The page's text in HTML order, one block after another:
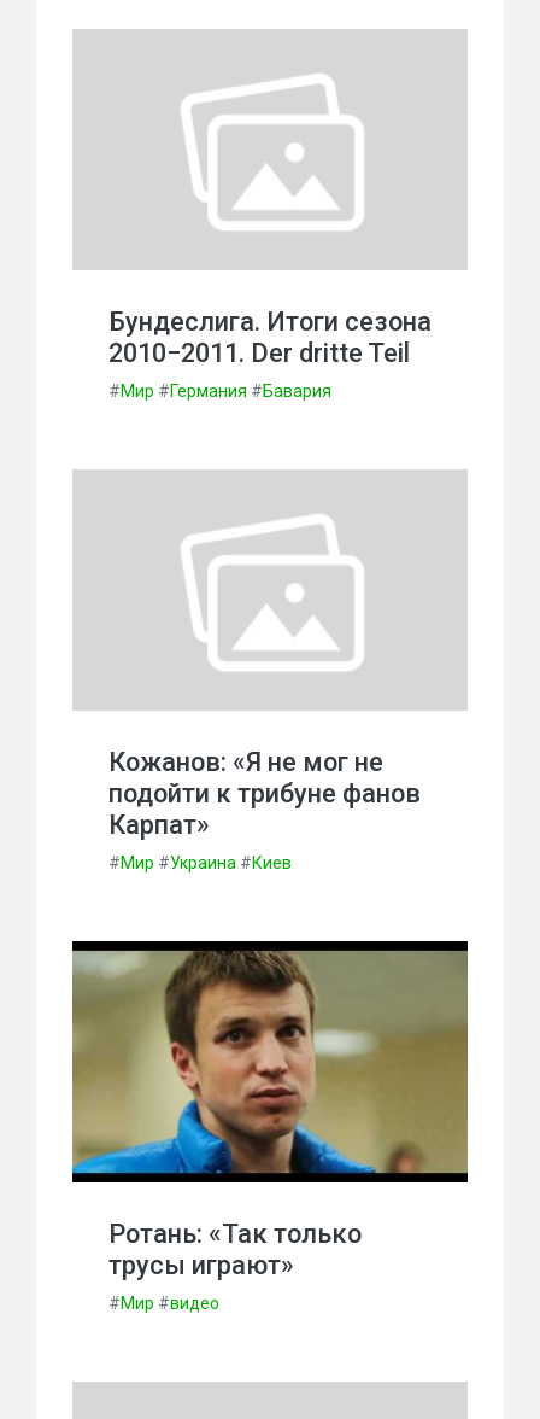
Бундеслига. Итоги сезона
2010−2011. Der dritte Teil
#Мир #Германия #Бавария
Кожанов: «Я не мог не
подойти к трибуне фанов
Карпат»
#Мир #Украина #Киев
Ротань: «Так только
трусы играют»
#Мир #видео